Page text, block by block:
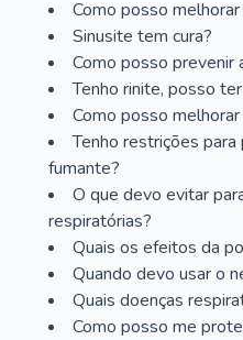
Como posso
Sinusite tem cura?
Como posso prevenir
Tenho rinite, posso
Como posso
Tenho restrições
fumante?
O que devo evitar
respiratórias?
Quais os efeitos da
Quando devo usar o
Quais doenças
Como posso me